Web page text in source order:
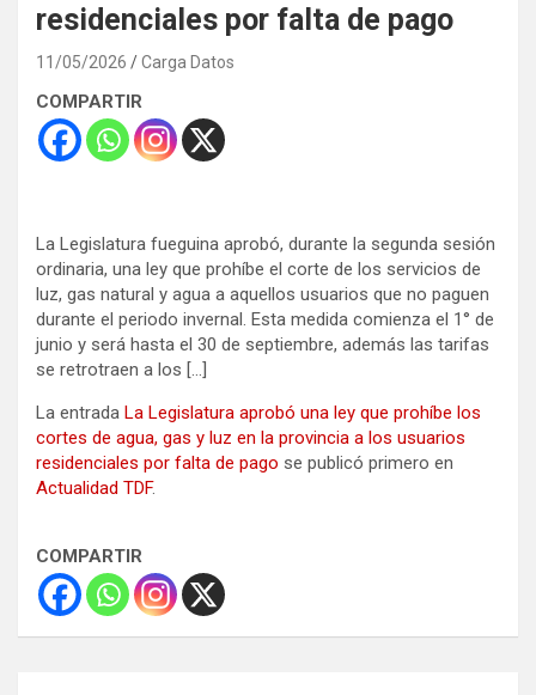
residenciales por falta de pago
11/05/2026 Carga Datos
COMPARTIR
La Legislatura fueguina aprobó, durante la segunda sesión
ordinaria, una ley que prohíbe el corte de los servicios de
luz, gas natural y agua a aquellos usuarios que no paguen
durante el periodo invernal. Esta medida comienza el 1° de
junio y será hasta el 30 de septiembre, además las tarifas
se retrotraen a los […]
La entrada La Legislatura aprobó una ley que prohíbe los
cortes de agua, gas y luz en la provincia a los usuarios
residenciales por falta de pago se publicó primero en
Actualidad TDF.
COMPARTIR